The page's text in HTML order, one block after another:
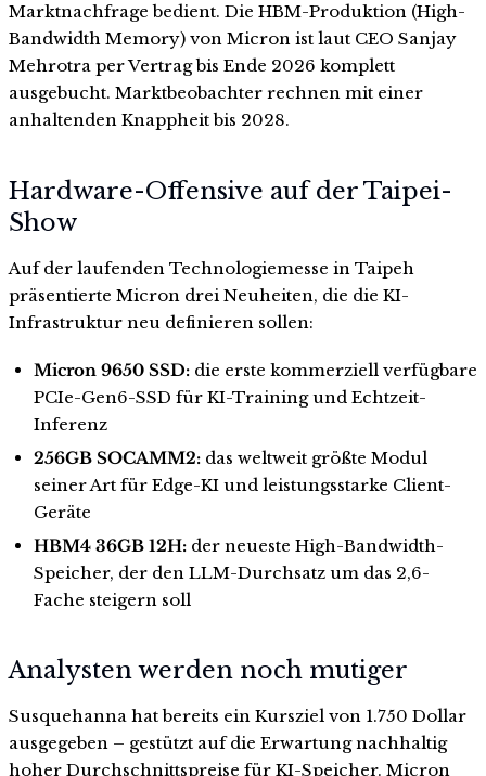
Marktnachfrage bedient. Die HBM-Produktion (High-
Bandwidth Memory) von Micron ist laut CEO Sanjay
Mehrotra per Vertrag bis Ende 2026 komplett
ausgebucht. Marktbeobachter rechnen mit einer
anhaltenden Knappheit bis 2028.
Hardware-Offensive auf der Taipei-
Show
Auf der laufenden Technologiemesse in Taipeh
präsentierte Micron drei Neuheiten, die die KI-
Infrastruktur neu definieren sollen:
Micron 9650 SSD:die erste kommerziell verfügbare
PCIe-Gen6-SSD für KI-Training und Echtzeit-
Inferenz
256GB SOCAMM2:das weltweit größte Modul
seiner Art für Edge-KI und leistungsstarke Client-
Geräte
HBM4 36GB 12H:der neueste High-Bandwidth-
Speicher, der den LLM-Durchsatz um das 2,6-
Fache steigern soll
Analysten werden noch mutiger
Susquehanna hat bereits ein Kursziel von 1.750 Dollar
ausgegeben – gestützt auf die Erwartung nachhaltig
hoher Durchschnittspreise für KI-Speicher. Micron